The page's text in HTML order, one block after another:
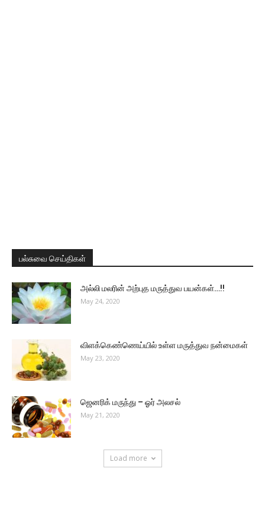
பல்சுவை செய்திகள்
அல்லி மலரின் அற்புத மருத்துவ பயன்கள்…!!
May 24, 2020
விளக்கெண்ணெய்யில் உள்ள மருத்துவ நன்மைகள்
May 23, 2020
ஜெனரிக் மருந்து – ஓர் அலசல்
May 21, 2020
Load more